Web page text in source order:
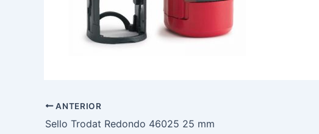
ANTERIOR
Sello Trodat Redondo 46025 25 mm